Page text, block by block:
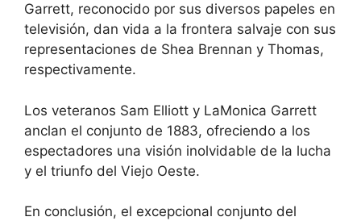
Garrett, reconocido por sus diversos papeles en
televisión, dan vida a la frontera salvaje con sus
representaciones de Shea Brennan y Thomas,
respectivamente.
Los veteranos Sam Elliott y LaMonica Garrett
anclan el conjunto de 1883, ofreciendo a los
espectadores una visión inolvidable de la lucha
y el triunfo del Viejo Oeste.
En conclusión, el excepcional conjunto del